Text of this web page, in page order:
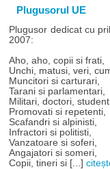
Plugusorul UE
Plugusor dedicat cu
2007:
Aho, aho, copii si frati,
Unchi, matusi, veri,
Muncitori si carturari,
Tarani si parlamentari,
Militari, doctori,
Promovati si repetenti,
Scafandri si alpinisti,
Infractori si politisti,
Vanzatoare si soferi,
Angajatori si someri,
Copii, tineri si [...]